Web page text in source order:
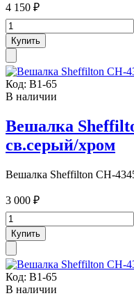
4 150 ₽
Код: В1-65
В наличии
Вешалка
св.серый/хром
Вешалка Sheffilton CH-
3 000 ₽
Код: В1-65
В наличии